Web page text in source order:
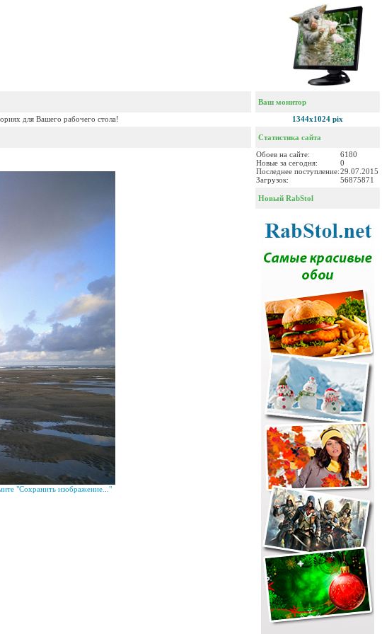
для Вашего рабочего стола!
"Сохранить изображение..."
Ваш монитор
1344x1024 pix
Статистика сайта
Обоев на сайте:
6180
Новые за сегодня:
0
Последнее поступление:29.07.2015
Загрузок:
56875871
Новый RabStol